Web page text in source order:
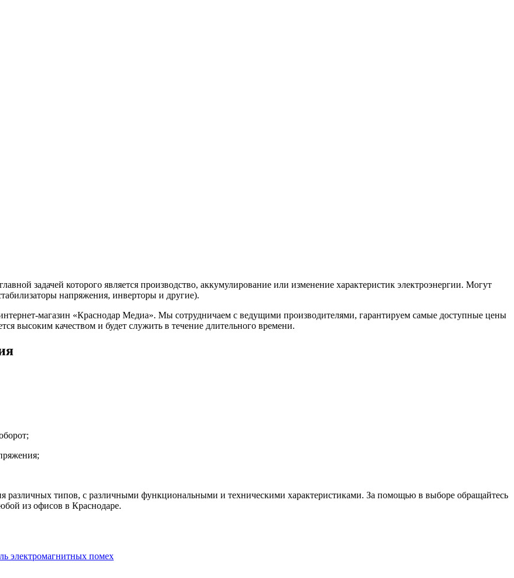
задачей которого является производство, аккумулирование или изменение характеристик электроэнергии. Могут
напряжения, инверторы и другие).
магазин «Краснодар Медиа». Мы сотрудничаем с ведущими производителями, гарантируем самые доступные цены
высоким качеством и будет служить в течение длительного времени.
различных типов, с различными функциональными и техническими характеристиками. За помощью в выборе обращайтесь
из офисов в Краснодаре.
электромагнитных помех